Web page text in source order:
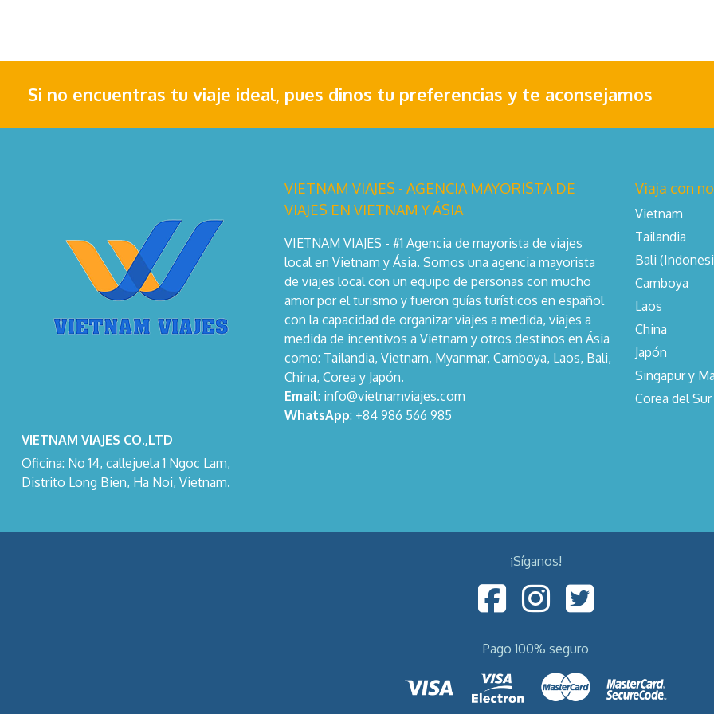
Si no encuentras tu viaje ideal, pues dinos tu preferencias y te aconsejamos
VIETNAM VIAJES CO.,LTD
Oficina: No 14, callejuela 1 Ngoc Lam,
Distrito Long Bien, Ha Noi, Vietnam.
VIETNAM VIAJES - AGENCIA MAYORISTA DE
VIAJES EN VIETNAM Y ÁSIA
VIETNAM VIAJES - #1 Agencia de mayorista de viajes
local en Vietnam y Ásia. Somos una agencia mayorista
de viajes local con un equipo de personas con mucho
amor por el turismo y fueron guías turísticos en español
con la capacidad de organizar viajes a medida, viajes a
medida de incentivos a Vietnam y otros destinos en Ásia
como: Tailandia, Vietnam, Myanmar, Camboya, Laos, Bali,
China, Corea y Japón.
Email: info@vietnamviajes.com
WhatsApp: +84 986 566 985
Viaja con
Vietnam
Tailandia
Bali
Camboya
Laos
China
Japón
Singapur y
Corea del Sur
¡Síganos!
Pago 100% seguro